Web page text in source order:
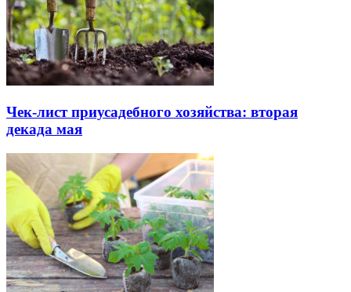
Чек-лист приусадебного хозяйства: вторая
декада мая